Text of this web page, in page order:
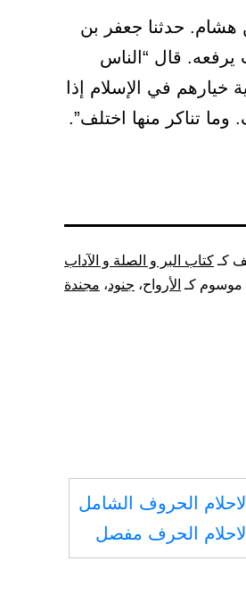
هشام. حدثنا جعفر بن
يرفعه. قال “الناس
في الإسلام إذا
وما تناكر منها اختلف”.
كـ كتاب البر و الصلة و الآداب
موسوم كـ الأرواح، جنود، مجندة
الحروف الشامل
الحرف مفصل